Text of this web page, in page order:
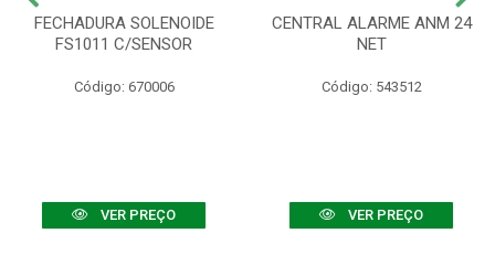
FECHADURA SOLENOIDE
FS1011 C/SENSOR
Código: 670006
VER PREÇO
CENTRAL ALARME ANM 24
NET
Código: 543512
VER PREÇO